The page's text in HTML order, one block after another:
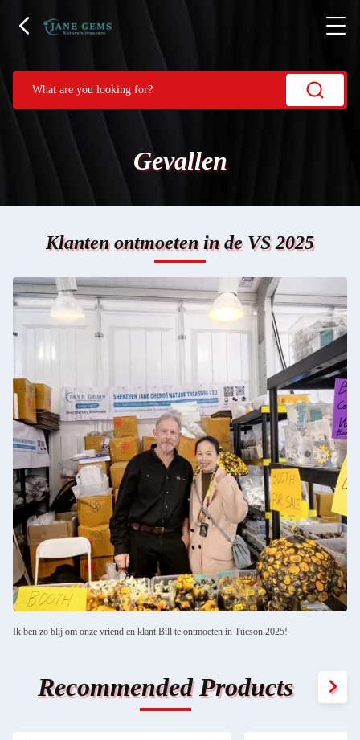
Gevallen
Klanten ontmoeten in de VS 2025
Ik ben zo blij om onze vriend en klant Bill te ontmoeten in Tucson 2025!
Recommended Products